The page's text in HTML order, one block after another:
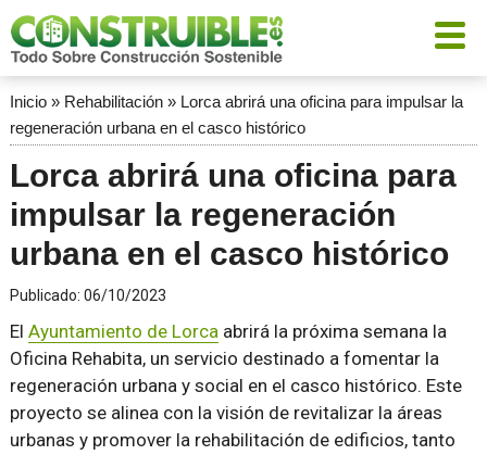
Inicio» Rehabilitación» Lorca abrirá una oficina para impulsar la
regeneración urbana en el casco histórico
Lorca abrirá una oficina para
impulsar la regeneración
urbana en el casco histórico
Publicado: 06/10/2023
El Ayuntamiento de Lorcaabrirá la próxima semana la
Oficina Rehabita, un servicio destinado a fomentar la
regeneración urbana y social en el casco histórico. Este
proyecto se alinea con la visión de revitalizar la áreas
urbanas y promover la rehabilitación de edificios, tanto